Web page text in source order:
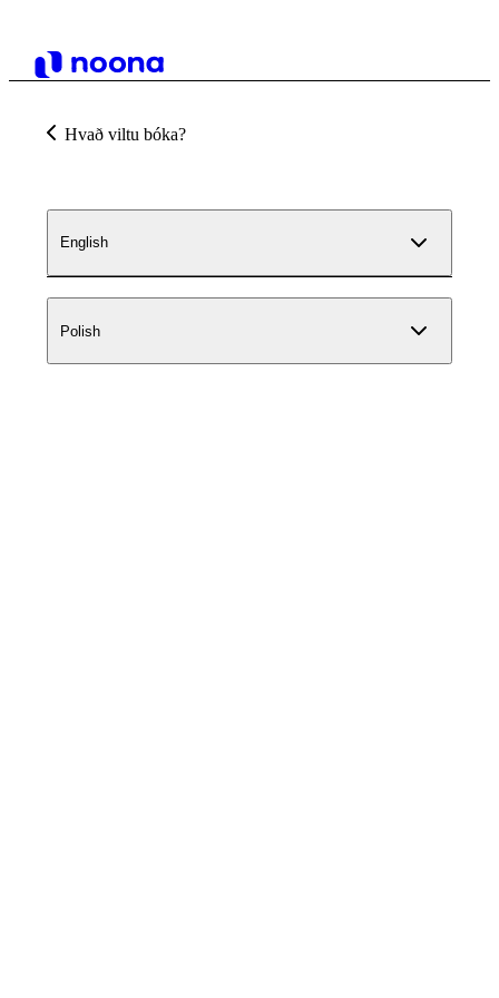
Hvað viltu bóka?
English
Polish